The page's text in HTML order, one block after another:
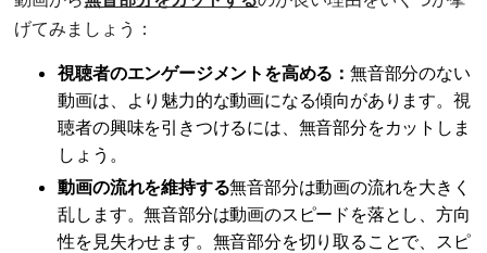
げてみましょう：
視聴者のエンゲージメントを高める：無音部分のない
動画は、より魅力的な動画になる傾向があります。視
聴者の興味を引きつけるには、無音部分をカットしま
しょう。
動画の流れを維持する無音部分は動画の流れを大きく
乱します。無音部分は動画のスピードを落とし、方向
性を見失わせます。無音部分を切り取ることで、スピ